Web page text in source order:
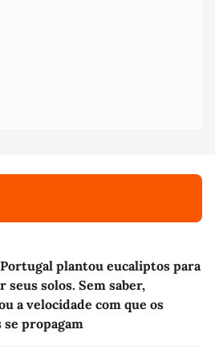
Portugal plantou eucaliptos para
seus solos. Sem saber,
a velocidade com que os
propagam